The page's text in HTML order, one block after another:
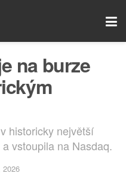
na burze
historicky největší
vstoupila na Nasdaq.
2026